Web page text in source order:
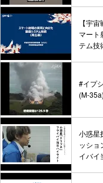
【宇
マート
テム技
#イプ
(M-
小惑星
ッショ
イバイ